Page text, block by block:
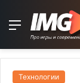
Menu
Технологии